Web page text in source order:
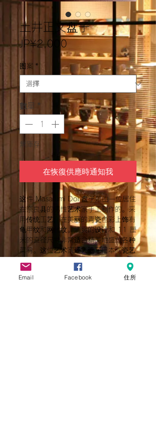
土井正文盘子
JP¥2,000
格
图案 *
數量 *
無庫存
在恢復供應時通知我
这件 Masafumi Doi 盘子是由一位居住
在奈良县的男性艺术家手工制作的。采
用传统工艺，在美丽的青瓷色彩上饰有
龟甲纹和网代纹。清爽的设计和 11 厘
米的直径尺寸非常适合精美地盛放各种
菜肴。这位艺术家还入选了日本陶瓷艺
给那些想要享受手工制品的温暖和传统
之美的人。
Email Facebook 住所